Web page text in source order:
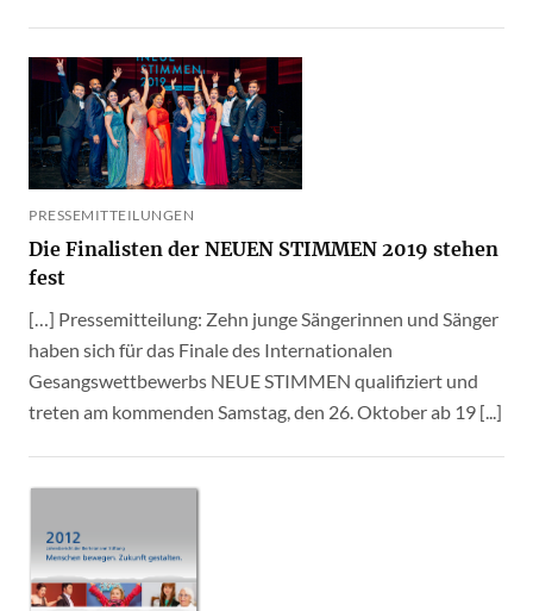
PRESSEMITTEILUNGEN
Die Finalisten der NEUEN STIMMEN 2019 stehen
fest
[…] Pressemitteilung: Zehn junge Sängerinnen und Sänger
haben sich für das Finale des Internationalen
Gesangswettbewerbs NEUE STIMMEN qualifiziert und
treten am kommenden Samstag, den 26. Oktober ab 19 [...]